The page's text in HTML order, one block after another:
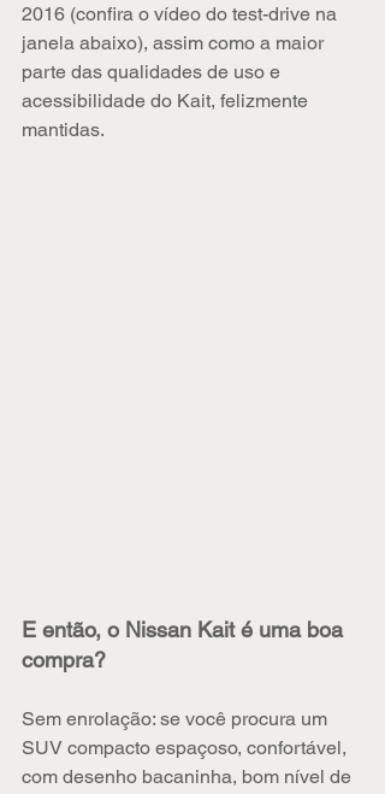
2016 (confira o vídeo do test-drive na
janela abaixo), assim como a maior
parte das qualidades de uso e
acessibilidade do Kait, felizmente
mantidas.
E então, o Nissan Kait é uma boa
compra?
Sem enrolação: se você procura um
SUV compacto espaçoso, confortável,
com desenho bacaninha, bom nível de